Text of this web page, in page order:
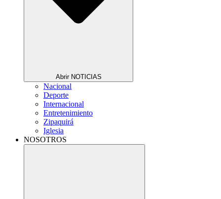
Abrir NOTICIAS
Nacional
Deporte
Internacional
Entretenimiento
Zipaquirá
Iglesia
NOSOTROS